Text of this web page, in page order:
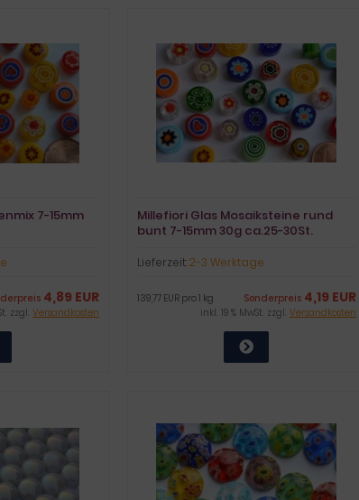
7-15mm
4,89 EUR
zzgl. Versandkosten
Millefiori Glas Mosaiksteine rund
bunt 7-15mm 30g ca.25-30St.
Lieferzeit:2-3 Werktage
Sonderpreis 4,19 EUR
139,77 EUR pro 1 kg
inkl. 19 % MwSt. zzgl. Versandkosten